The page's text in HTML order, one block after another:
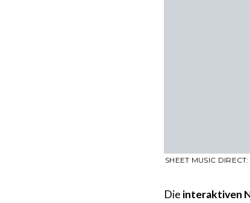
SHEET MUSIC
Die interaktiven